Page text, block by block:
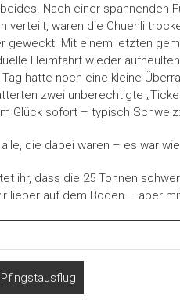
Nach einer spannenden
verteilt, waren die Chuehli
geweckt. Mit einem letzten
Heimfahrt wieder
hatte noch eine kleine
zwei unberechtigte
Glück sofort – typisch
alle, die dabei waren – es war
ihr, dass die 25 Tonnen
lieber auf dem Boden – aber